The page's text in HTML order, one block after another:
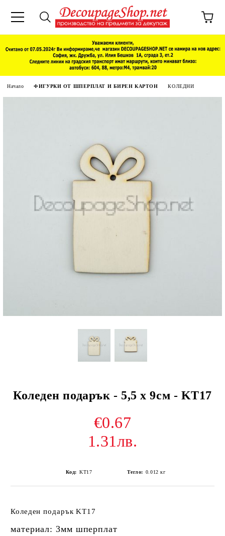
Начало ФИГУРКИ ОТ ШПЕРПЛАТ И БИРЕН КАРТОН КОЛЕДНИ
Коледен подарък - 5,5 х 9см - KT17
€0.67
1.31лв.
Код: KT17 Тегло: 0.012 кг
Коледен подарък KT17
материал: 3мм шперплат